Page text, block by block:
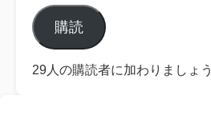
ル
ア
ド
レ
購読
29人の購読者に加わりましょう